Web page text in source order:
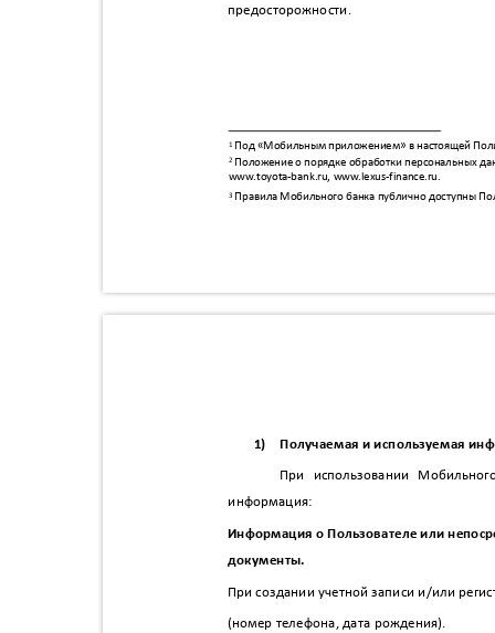
предосторожности.
1 Под «Мобильным приложением» в настоящей
2 Положение о порядке обработки персональных
www.toyota-bank.ru, www.lexus-finance.ru.
3 Правила Мобильного банка публично доступны
1)Получаемая и используемая
При использовании
информация:
Информация о Пользователе или
документы.
При создании учетной записи и/или
(номер телефона, дата рождения).